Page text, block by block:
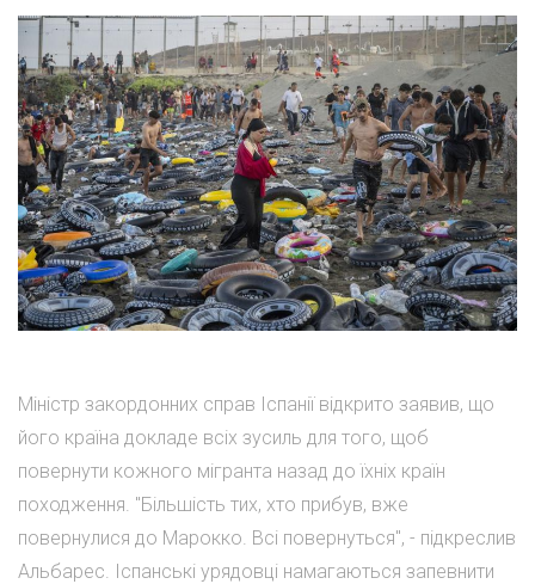
Міністр закордонних справ Іспанії відкрито заявив, що
його країна докладе всіх зусиль для того, щоб
повернути кожного мігранта назад до їхніх країн
походження. "Більшість тих, хто прибув, вже
повернулися до Марокко. Всі повернуться", - підкреслив
Альбарес. Іспанські урядовці намагаються запевнити